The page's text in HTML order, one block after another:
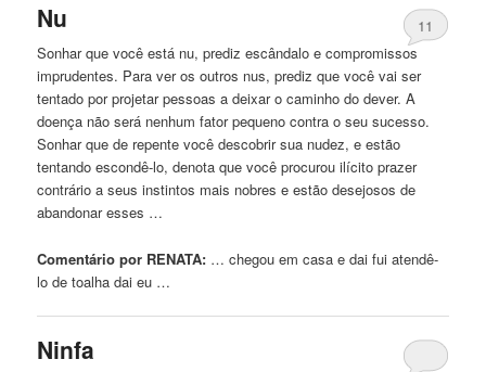
Nu
11
Sonhar que você está nu, prediz escândaloe compromissos
imprudentes. Para ver os outros nus, prediz que você vai ser
tentado por projetar pessoas a deixar o caminho do dever. A
doença não será nenhum fator pequeno contra o seu sucesso.
Sonhar que de repente você descobrir sua nudez,e estão
tentando escondê-lo, denota que você procurou ilícito prazer
contrário a seus instintos mais nobrese estão desejosos de
abandonar esses …
Comentário por RENATA: … chegou em casae dai fui atendê-
lo de toalha dai eu …
Ninfa